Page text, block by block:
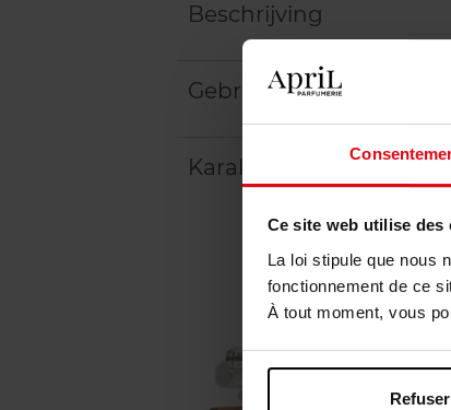
Ce site web utilise des
La loi stipule que nous
fonctionnement de ce
À tout moment, vous
Refuser
Beschrijving
Gebruiksadvies
Karakteristieken